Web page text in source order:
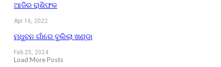
ଆଜିର ରାଶିଫଳ
Apr 16, 2022
ମଧୁବନ ଗାଁରେ ବୁଲିଲା ଖଣ୍ଡା
Feb 25, 2024
Load More Posts